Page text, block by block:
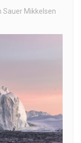
Sauer Mikkelsen